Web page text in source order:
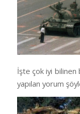
İşte çok iyi bilinen
yapılan yorum